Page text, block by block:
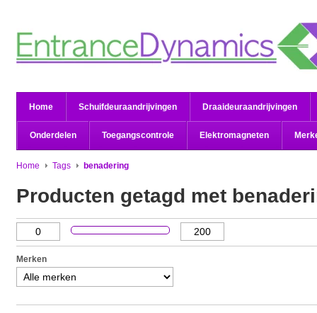
Home Schuifdeuraandrijvingen Draaideuraandrijvingen
Onderdelen Toegangscontrole Elektromagneten
Home Tags benadering
Producten getagd met
Merken